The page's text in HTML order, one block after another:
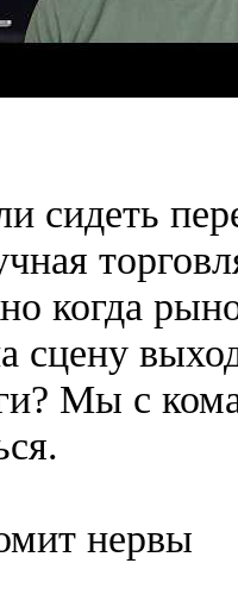
сидеть
когда
сцену
Мы с
нервы